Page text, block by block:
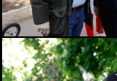
Latin Live am Grazer
Lendplatz
25.06.2026
Fun while it lasted -
Augartenfest 2026 fiel ins
Wasser